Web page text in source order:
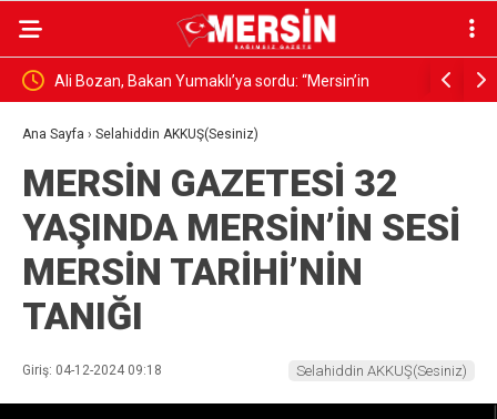
Ali Bozan, Bakan Yumaklı’ya sordu: “Mersin’in
yangınlara karşı hazırlık kapasitesi ne düzeyde”
TÜİOSB
Ana Sayfa › Selahiddin AKKUŞ(Sesiniz)
MERSİN GAZETESİ 32
YAŞINDA MERSİN’İN SESİ
MERSİN TARİHİ’NİN
TANIĞI
Giriş: 04-12-2024 09:18 Selahiddin AKKUŞ(Sesiniz)